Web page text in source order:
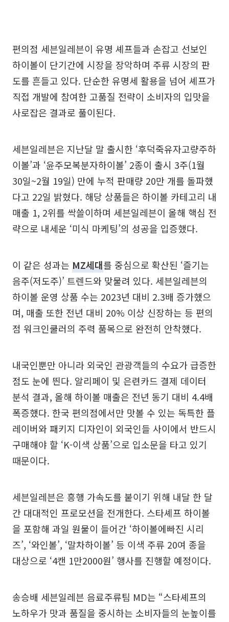
편의점 세븐일레븐이 유명 셰프들과 손잡고 선보인
하이볼이 단기간에 시장을 장악하며 주류 시장의 판
도를 흔들고 있다. 단순한 유명세 활용을 넘어 셰프가
직접 개발에 참여한 고품질 전략이 소비자의 입맛을
사로잡은 결과로 풀이된다.
세븐일레븐은 지난달 말 출시한 ‘후덕죽유자고량주하
이볼’과 ‘윤주모복분자하이볼’ 2종이 출시 3주(1월
30일~2월 19일) 만에 누적 판매량 20만 개를 돌파했
다고 22일 밝혔다. 해당 상품들은 하이볼 카테고리 내
매출 1, 2위를 싹쓸이하며 세븐일레븐이 올해 핵심 전
략으로 내세운 ‘미식 마케팅’의 성공을 입증했다.
이 같은 성과는 MZ세대를 중심으로 확산된 ‘즐기는
음주(저도주)’ 트렌드와 맞물려 있다. 세븐일레븐의
하이볼 운영 상품 수는 2023년 대비 2.3배 증가했으
며, 매출 또한 전년 대비 20% 이상 신장하는 등 편의
점 워크인쿨러의 주력 품목으로 완전히 안착했다.
내국인뿐만 아니라 외국인 관광객들의 수요가 급증한
점도 눈에 띈다. 알리페이 및 은련카드 결제 데이터
분석 결과, 올해 하이볼 매출은 전년 동기 대비 4.4배
폭증했다. 한국 편의점에서만 맛볼 수 있는 독특한 플
레이버와 패키지 디자인이 외국인들 사이에서 반드시
구매해야 할 ‘K-이색 상품’으로 입소문을 타고 있기
때문이다.
세븐일레븐은 흥행 가속도를 붙이기 위해 내달 한 달
간 대대적인 프로모션을 전개한다. 스타셰프 하이볼
을 포함해 과일 원물이 들어간 ‘하이볼에빠진 시리
즈’, ‘와인볼’, ‘말차하이볼’ 등 이색 주류 20여 종을
대상으로 ‘4캔 1만2000원’ 행사를 진행할 예정이다.
송승배 세븐일레븐 음료주류팀 MD는 “스타셰프의
노하우가 맛과 품질을 중시하는 소비자들의 눈높이를